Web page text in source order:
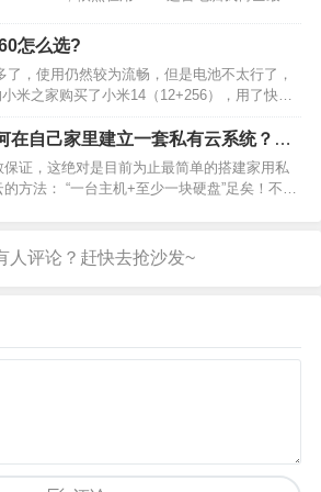
文，工作之后就变成生活和娱乐了，因为我一
架子和外接键盘（颈椎不好）所以电脑看…
怎么选?
，使用仍然较为流畅，但是电池不太行了，
米之家购买了小米14（12+256），用了快两
外观层面，由于我使用的荣耀20放在现在妥妥
，遂购买小米1…
在自己家里建立一套私有云系统？需
些设备？
保证，这绝对是目前为止最简单的搭建家用私
的方法： “一台主机+至少一块硬盘”足矣！不需
门！还在单纯依靠网盘进行文件存储的朋友，
我吐槽哈，…